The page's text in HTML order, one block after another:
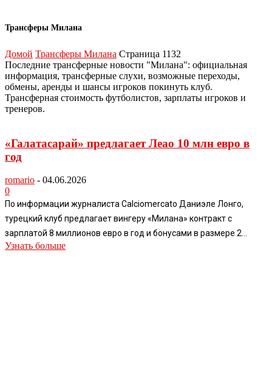
Трансферы Милана
Домой Трансферы Милана Страница 1132
Последние трансферные новости "Милана": официальная
информация, трансферные слухи, возможные переходы,
обмены, аренды и шансы игроков покинуть клуб.
Трансферная стоимость футболистов, зарплаты игроков и
тренеров.
«Галатасарай» предлагает Леао 10 млн евро в
год
romario - 04.06.2026
0
По информации журналиста Calciomercato Даниэле Лонго,
турецкий клуб предлагает вингеру «Милана» контракт с
зарплатой 8 миллионов евро в год и бонусами в размере 2...
Узнать больше